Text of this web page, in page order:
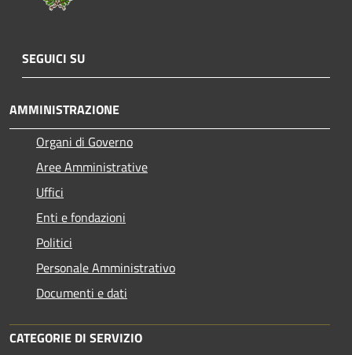
SEGUICI SU
AMMINISTRAZIONE
Organi di Governo
Aree Amministrative
Uffici
Enti e fondazioni
Politici
Personale Amministrativo
Documenti e dati
CATEGORIE DI SERVIZIO